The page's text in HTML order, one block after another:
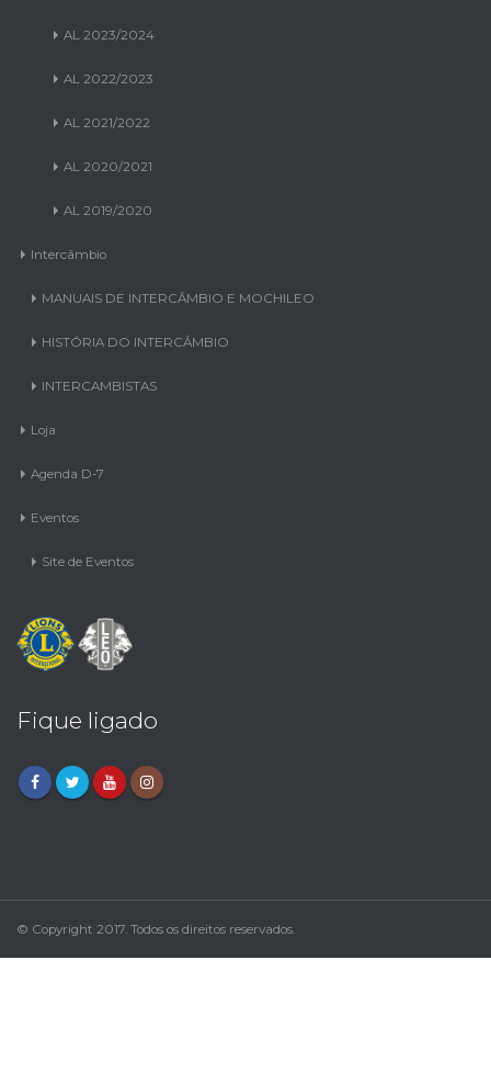
AL 2023/2024
AL 2022/2023
AL 2021/2022
AL 2020/2021
AL 2019/2020
Intercâmbio
MANUAIS DE INTERCÂMBIO E MOCHILEO
HISTÓRIA DO INTERCÂMBIO
INTERCAMBISTAS
Loja
Agenda D-7
Eventos
Site de Eventos
Fique ligado
© Copyright 2017. Todos os direitos reservados.